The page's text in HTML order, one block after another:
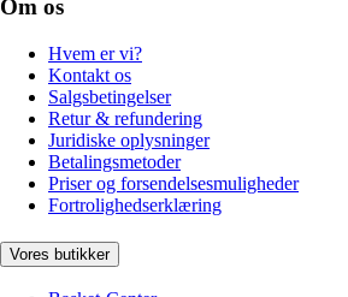
Om os
Hvem er vi?
Kontakt os
Salgsbetingelser
Retur & refundering
Juridiske oplysninger
Betalingsmetoder
Priser og forsendelsesmuligheder
Fortrolighedserklæring
Vores butikker